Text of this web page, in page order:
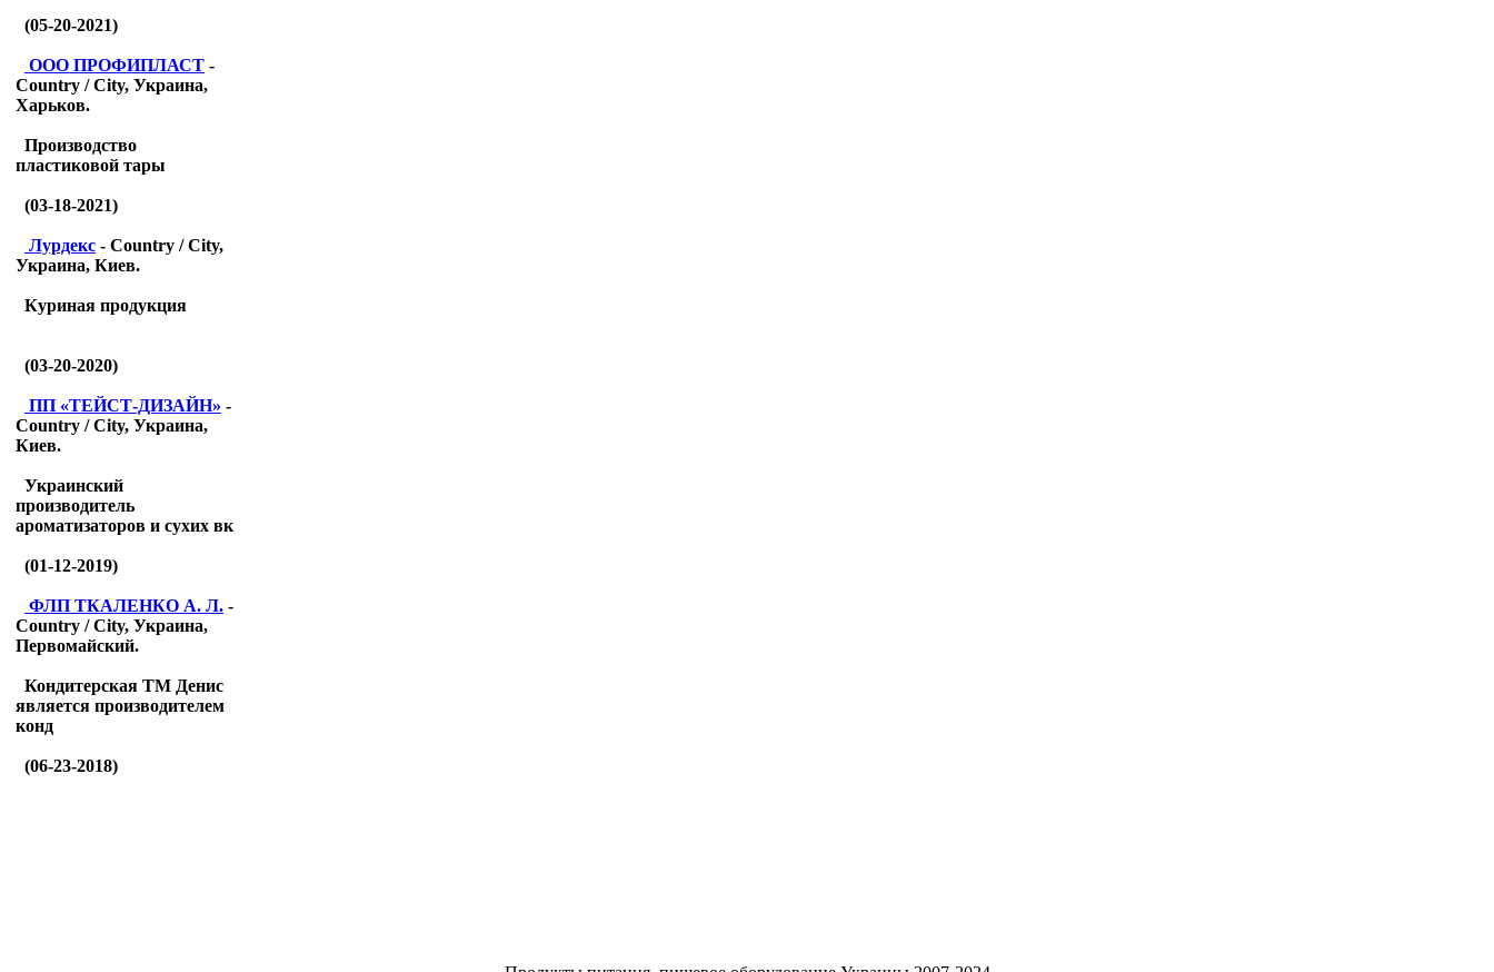
(05-20-2021)
ООО ПРОФИПЛАСТ -
Country / City, Украина,
Харьков.
Производство
пластиковой тары
(03-18-2021)
Лурдекс - Country / City,
Украина, Киев.
Куриная продукция
(03-20-2020)
ПП «ТЕЙСТ-ДИЗАЙН» -
Country / City, Украина,
Киев.
Украинский
производитель
ароматизаторов и сухих вк
(01-12-2019)
ФЛП ТКАЛЕНКО А. Л. -
Country / City, Украина,
Первомайский.
Кондитерская ТМ Денис
является производителем
конд
(06-23-2018)